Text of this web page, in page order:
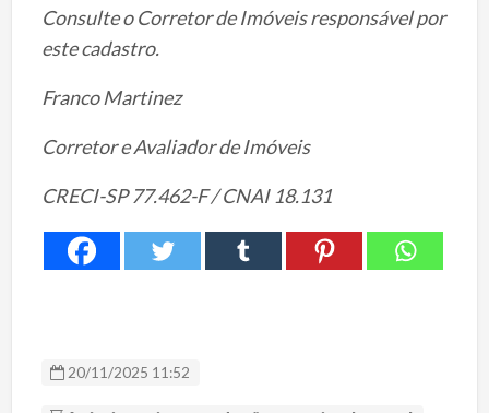
Consulte o Corretor de Imóveis responsável por
este cadastro.
Franco Martinez
Corretor e Avaliador de Imóveis
CRECI-SP 77.462-F / CNAI 18.131
20/11/2025 11:52